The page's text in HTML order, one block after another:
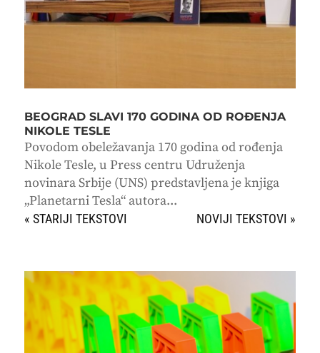
BEOGRAD SLAVI 170 GODINA OD ROĐENJA
NIKOLE TESLE
Povodom obeležavanja 170 godina od rođenja
Nikole Tesle, u Press centru Udruženja
novinara Srbije (UNS) predstavljena je knjiga
„Planetarni Tesla“ autora...
« STARIJI UNOSI SLEDEĆI UNOSI »